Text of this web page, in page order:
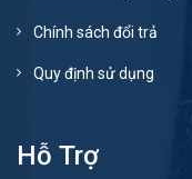
Chính sách đổi trả
Quy định sử dụng
Hỗ Trợ